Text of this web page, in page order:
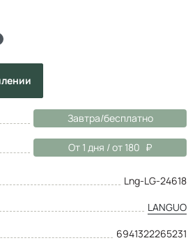
Завтра/бесплатно
От 1 дня / от 180
Lng-LG-24618
LANGUO
6941322265231